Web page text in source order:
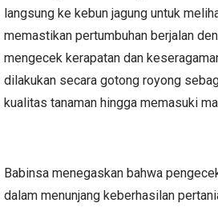
langsung ke kebun jagung untuk
memastikan pertumbuhan berjalan
mengecek kerapatan dan
dilakukan secara gotong royong
kualitas tanaman hingga memasuki
Babinsa menegaskan bahwa
dalam menunjang keberhasilan